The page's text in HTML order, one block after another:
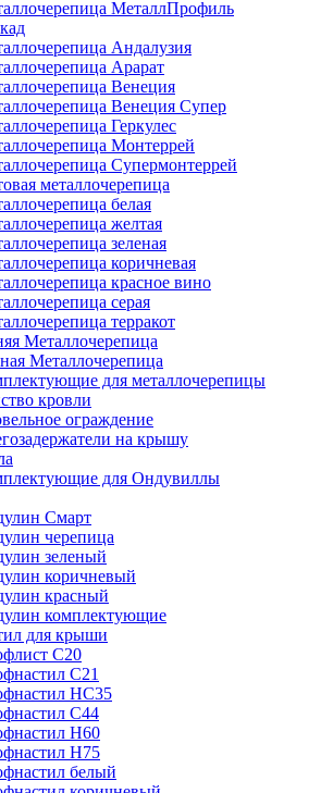
МеталлПрофиль
Андалузия
Арарат
Венеция
Венеция Супер
Геркулес
Монтеррей
Супермонтеррей
металлочерепица
белая
желтая
зеленая
коричневая
красное вино
серая
терракот
Металлочерепица
Металлочерепица
для металлочерепицы
кровли
ограждение
на крышу
для Ондувиллы
Смарт
черепица
зеленый
коричневый
красный
комплектующие
для крыши
С20
С21
НС35
С44
Н60
Н75
белый